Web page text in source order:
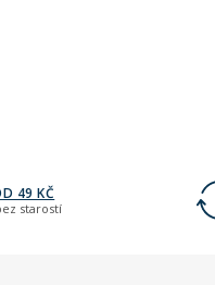
49 KČ
starostí